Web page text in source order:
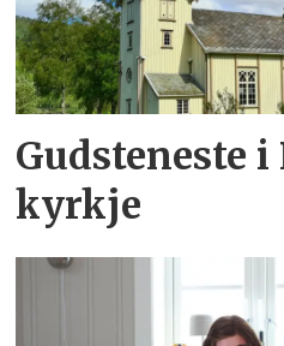
Gudsteneste i
kyrkje